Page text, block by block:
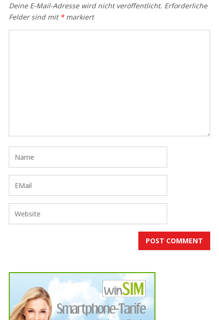
Deine E-Mail-Adresse wird nicht veröffentlicht. Erforderliche
Felder sind mit *markiert